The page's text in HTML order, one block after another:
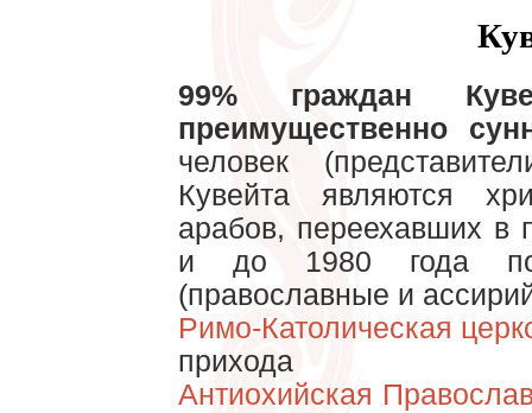
99% граждан
преимущественно
человек
Кувейта являются
арабов, переехавших в
и до 1980 года
(православные и
Римо-Католическая
прихода
Антиохийская